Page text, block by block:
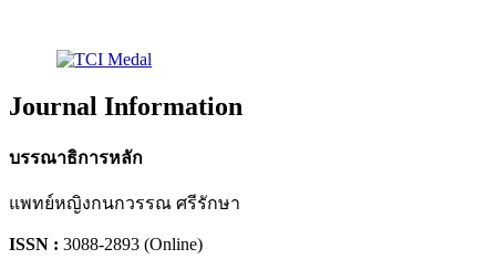
Journal Information
บรรณาธิการหลัก
แพทย์หญิงกนกวรรณ ศรีรักษา
ISSN : 3088-2893 (Online)